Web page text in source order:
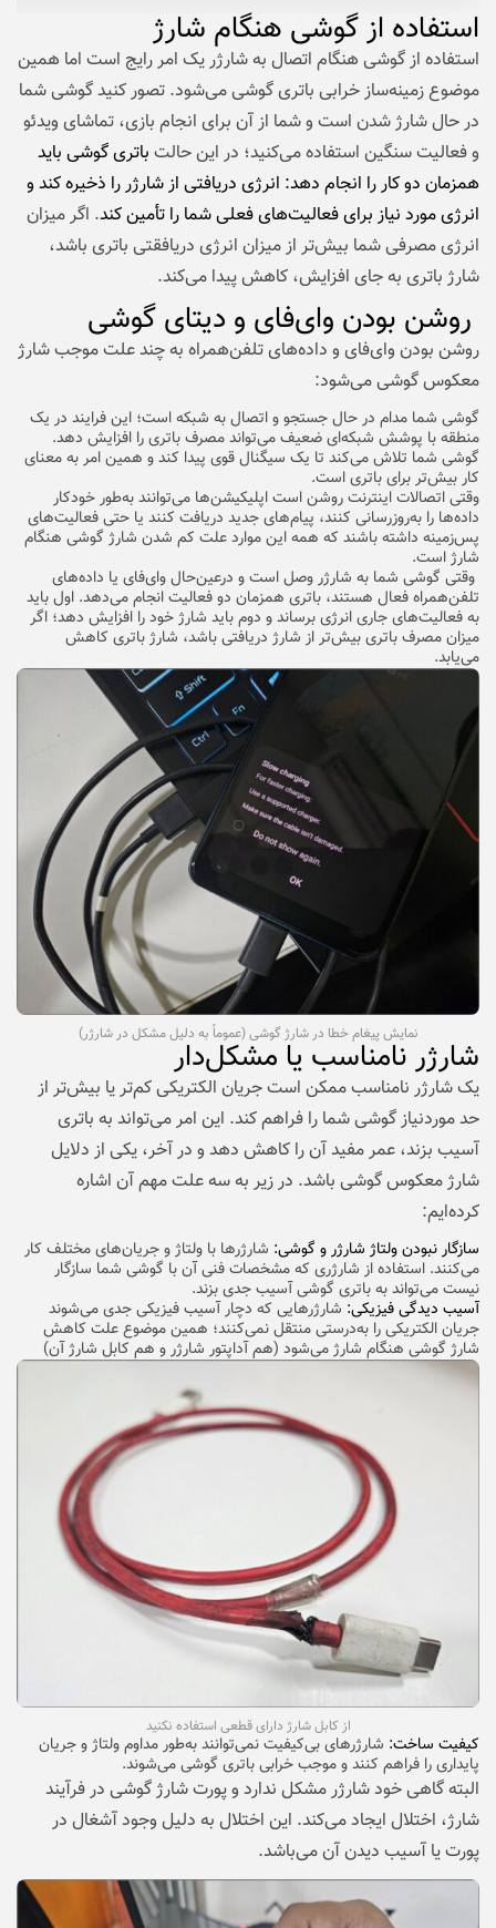
استفاده از گوشی هنگام شارژ
استفاده از گوشی هنگام اتصال به شارژر یک امر رایج است اما همین
موضوع زمینه‌ساز خرابی باتری گوشی می‌شود. تصور کنید گوشی شما
در حال شارژ شدن است و شما از آن برای انجام بازی، تماشای ویدئو
و فعالیت سنگین استفاده می‌کنید؛ در این حالت باتری گوشی باید
همزمان دو کار را انجام دهد: انرژی دریافتی از شارژر را ذخیره کند و
انرژی مورد نیاز برای فعالیت‌های فعلی شما را تأمین کند. اگر میزان
انرژی مصرفی شما بیش‌تر از میزان انرژی‌ دریافقتی باتری باشد،
شارژ باتری به جای افزایش، کاهش پیدا می‌کند.
روشن بودن وای‌فای و دیتای گوشی
روشن بودن وای‌فای و داده‌های تلفن‌همراه به چند علت موجب شارژ
معکوس گوشی می‌شود:
گوشی شما مدام در حال جستجو و اتصال به شبکه است؛ این فرایند در یک
منطقه‌ با پوشش شبکه‌ای ضعیف می‌تواند مصرف باتری را افزایش دهد.
گوشی شما تلاش می‌کند تا یک سیگنال قوی‌ پیدا کند و همین امر به معنای
کار بیش‌تر برای باتری است.
وقتی اتصالات اینترنت روشن است اپلیکیشن‌ها می‌توانند به‌طور خودکار
داده‌ها را به‌روزرسانی کنند، پیام‌های جدید دریافت کنند یا حتی فعالیت‌های
پس‌زمینه داشته باشند که همه این موارد علت کم شدن شارژ گوشی هنگام
شارژ است.
وقتی گوشی شما به شارژر وصل است و درعین‌حال وای‌فای یا داده‌های
تلفن‌همراه فعال هستند، باتری همزمان دو فعالیت انجام می‌دهد. اول باید
به فعالیت‌های جاری انرژی برساند و دوم باید شارژ خود را افزایش دهد؛ اگر
میزان مصرف باتری بیش‌تر از شارژ دریافتی باشد، شارژ باتری کاهش
می‌یابد.
نمایش پیغام خطا در شارژ گوشی (عموماً به دلیل مشکل در شارژر)
شارژر نامناسب یا مشکل‌دار
یک شارژر نامناسب ممکن است جریان الکتریکی کم‌تر یا بیش‌تر از
حد موردنیاز گوشی شما را فراهم کند. این امر می‌تواند به باتری
آسیب بزند‌، عمر مفید آن را کاهش دهد و در آخر، یکی از دلایل
شارژ معکوس گوشی باشد. در زیر به سه علت مهم آن اشاره
کرده‌ایم:
سازگار نبودن ولتاژ شارژر و گوشی: شارژرها با ولتاژ و جریان‌های مختلف کار
می‌کنند. استفاده از شارژری که مشخصات فنی آن با گوشی شما سازگار
نیست می‌تواند به باتری گوشی آسیب جدی بزند.
آسیب دیدگی فیزیکی: شارژرهایی که دچار آسیب فیزیکی جدی می‌شوند
جریان الکتریکی را به‌درستی منتقل نمی‌کنند؛ همین موضوع علت کاهش
شارژ گوشی هنگام شارژ می‌شود (هم آداپتور شارژر و هم کابل شارژ آن)
از کابل شارژ دارای قطعی استفاده نکنید
کیفیت ساخت: شارژرهای بی‌کیفیت نمی‌توانند به‌طور مداوم ولتاژ و جریان
پایداری را فراهم کنند و موجب خرابی باتری گوشی می‌شوند.
البته گاهی خود شارژر مشکل ندارد و پورت شارژ گوشی در فرآیند
شارژ، اختلال ایجاد می‌کند. این اختلال به دلیل وجود آشغال در
پورت یا آسیب دیدن آن می‌باشد.